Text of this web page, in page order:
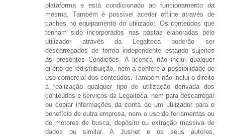
plataforma e está condicionado ao funcionamento da
mesma. Também é possível aceder offline através de
caches no equipamento do utilizador. Os conteúdos que
tenham sido incorporados nas pastas elaboradas pelo
utilizador através da Legalteca poderão ser
descarregados de forma independente estando sujeitos
às presentes Condições. A licença não inclui qualquer
direito de redistribuição, nem a confere a possibilidade de
uso comercial dos conteúdos. Também não inclui o direito
à realização qualquer tipo de utilização derivada dos
conteúdos e serviços da Legalteca, nem para descarregar
ou copiar informações da conta de um utilizador para o
benefício de outra empresa, nem o uso de ferramentas ou
de motores de busca, depósito ou extração massiva de
dados ou similar. A Jusnet e os seus autores,